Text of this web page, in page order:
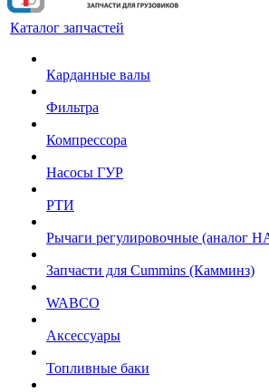
Каталог запчастей
Карданные валы
Фильтра
Компрессора
Насосы ГУР
РТИ
Рычаги регулировочные (аналог
Запчасти для Cummins (Камминз)
WABCO
Аксессуары
Топливные баки